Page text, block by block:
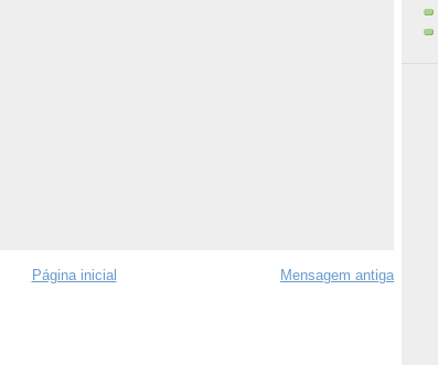
Mensagem antiga
Página inicial